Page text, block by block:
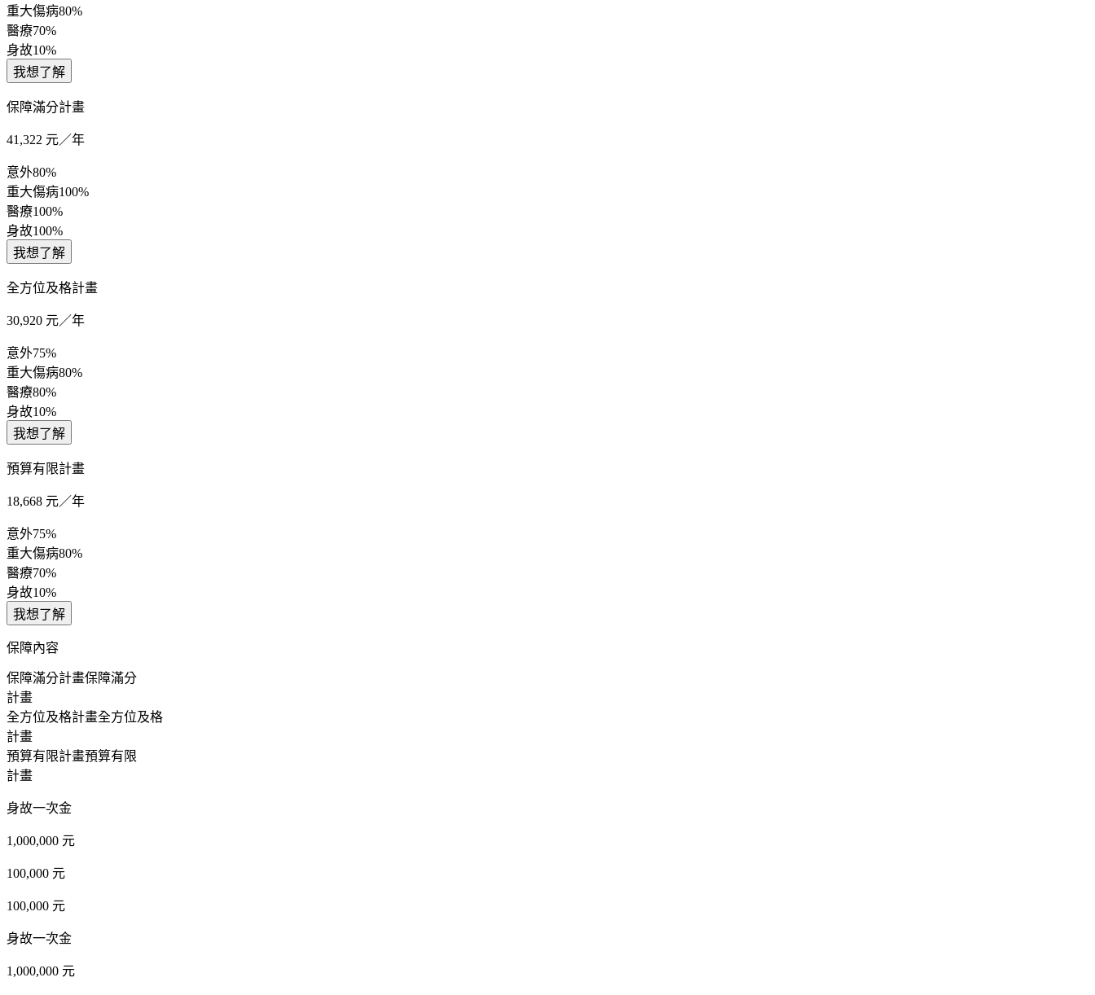
重大傷病80%
醫療70%
身故10%
我想了解
保障滿分計畫
41,322 元／年
意外80%
重大傷病100%
醫療100%
身故100%
我想了解
全方位及格計畫
30,920 元／年
意外75%
重大傷病80%
醫療80%
身故10%
我想了解
預算有限計畫
18,668 元／年
意外75%
重大傷病80%
醫療70%
身故10%
我想了解
保障內容
保障滿分計畫保障滿分
計畫
全方位及格計畫全方位及格
計畫
預算有限計畫預算有限
計畫
身故一次金
1,000,000 元
100,000 元
100,000 元
身故一次金
1,000,000 元